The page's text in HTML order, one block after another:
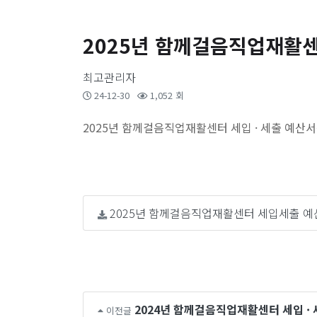
2025년 함께걸음직업재활
최고관리자
24-12-30 1,052 회
2025년 함께걸음직업재활센터 세입 · 세출 예산
2025년 함께걸음직업재활센터 세입세출
이전글 2024년 함께걸음직업재활센터 세입 ·